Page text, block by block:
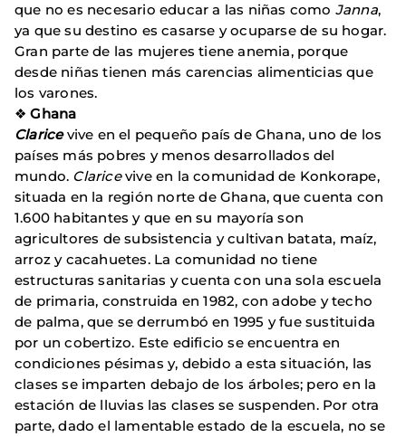
que no es necesario educar a las niñas como Janna,
ya que su destino es casarse y ocuparse de su hogar.
Gran parte de las mujeres tiene anemia, porque
desde niñas tienen más carencias alimenticias que
los varones.
❖Ghana
Claricevive en el pequeño país de Ghana, uno de los
países más pobres y menos desarrollados del
mundo. Claricevive en la comunidad de Konkorape,
situada en la región norte de Ghana, que cuenta con
1.600 habitantes y que en su mayoría son
agricultores de subsistencia y cultivan batata, maíz,
arroz y cacahuetes. La comunidad no tiene
estructuras sanitarias y cuenta con una sola escuela
de primaria, construida en 1982, con adobe y techo
de palma, que se derrumbó en 1995 y fue sustituida
por un cobertizo. Este edificio se encuentra en
condiciones pésimas y, debido a esta situación, las
clases se imparten debajo de los árboles; pero en la
estación de lluvias las clases se suspenden. Por otra
parte, dado el lamentable estado de la escuela, no se